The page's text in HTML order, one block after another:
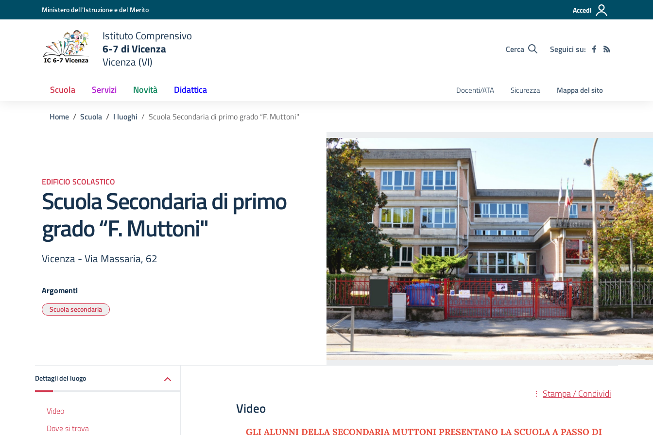
Vai ai contenuti
Vai al menu di navigazioneMinistero dell'Istruzione e del Merito Accedi
Istituto Comprensivo
6-7 di Vicenza
Vicenza (VI)
Cerca Seguici su:
Scuola Servizi Novità Didattica Docenti/ATA Sicurezza Mappa del sito
Home Scuola I luoghi Scuola Secondaria di primo grado “F. Muttoni"
EDIFICIO SCOLASTICO
Scuola Secondaria di primo
grado “F. Muttoni"
Vicenza - Via Massaria, 62
Argomenti
Scuola secondaria
Dettagli del luogo
Video
Dove si trova
Stampa / Condividi
Video
GLI ALUNNI DELLA SECONDARIA MUTTONI PRESENTANO LA SCUOLA A PASSO DI